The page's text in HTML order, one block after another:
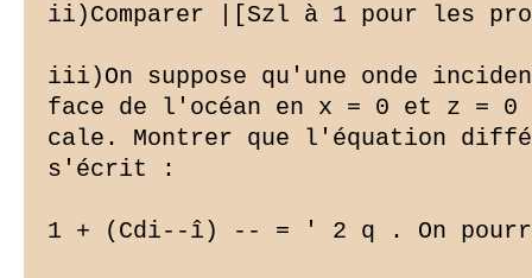
ii)Comparer |[Szl à 1 pour les
iii)On suppose qu'une onde
face de l'océan en x = 0 et z =
cale. Montrer que l'équation
s'écrit :
1 + (Cdi--î) -- = ' 2 q . On